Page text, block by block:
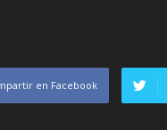
en Facebook